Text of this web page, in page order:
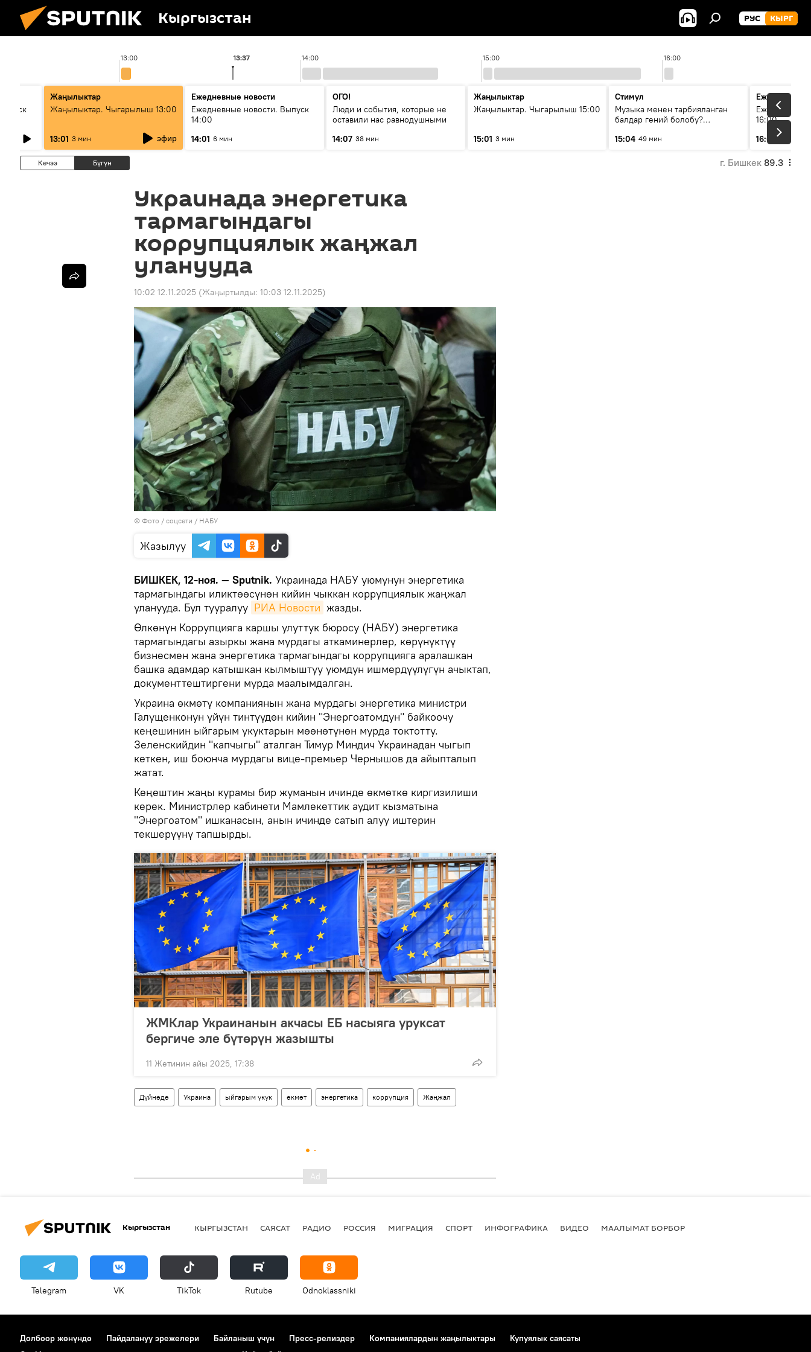
Кыргызстан РУС КЫРГ
13:00 14:00 15:00 16:00
13:37
Жаңылыктар
Жаңылыктар. Чыгарылыш 13:00
13:01 3 мин эфир
Ежедневные новости
Ежедневные новости. Выпуск
14:00
14:01 6 мин
ОГО!
Люди и события, которые не
оставили нас равнодушными
14:07 38 мин
Жаңылыктар
Жаңылыктар. Чыгарылыш 15:00
15:01 3 мин
Стимул
Музыка менен тарбияланган
балдар гений болобу?
музыканын орду
15:04 49 мин
Ежедневные
Ежедневные
16:00
16:01
3 мин
Кечээ Бүгүн г. Бишкек 89.3
Украинада энергетика
тармагындагы
коррупциялык жаңжал
уланууда
10:02 12.11.2025 (Жаңыртылды: 10:03 12.11.2025)
© Фото / соцсети / НАБУ
Жазылуу
БИШКЕК, 12-ноя. — Sputnik. Украинада НАБУ уюмунун энергетика
тармагындагы иликтөөсүнөн кийин чыккан коррупциялык жаңжал
уланууда. Бул тууралуу РИА Новости жазды.
Өлкөнүн Коррупцияга каршы улуттук бюросу (НАБУ) энергетика
тармагындагы азыркы жана мурдагы аткаминерлер, көрүнүктүү
бизнесмен жана энергетика тармагындагы коррупцияга аралашкан
башка адамдар катышкан кылмыштуу уюмдун ишмердүүлүгүн ачыктап,
документтештиргени мурда маалымдалган.
Украина өкмөтү компаниянын жана мурдагы энергетика министри
Галущенконун үйүн тинтүүдөн кийин "Энергоатомдун" байкоочу
кеңешинин ыйгарым укуктарын мөөнөтүнөн мурда токтотту.
Зеленскийдин "капчыгы" аталган Тимур Миндич Украинадан чыгып
кеткен, иш боюнча мурдагы вице-премьер Чернышов да айыпталып
жатат.
Кеңештин жаңы курамы бир жуманын ичинде өкмөткө киргизилиши
керек. Министрлер кабинети Мамлекеттик аудит кызматына
"Энергоатом" ишканасын, анын ичинде сатып алуу иштерин
текшерүүнү тапшырды.
ЖМКлар Украинанын акчасы ЕБ насыяга уруксат
бергиче эле бүтөрүн жазышты
11 Жетинин айы 2025, 17:38
Дүйнөдө Украина ыйгарым укук өкмөт энергетика коррупция Жаңжал
Кыргызстан КЫРГЫЗСТАН САЯСАТ РАДИО РОССИЯ МИГРАЦИЯ СПОРТ ИНФОГРАФИКА ВИДЕО МААЛЫМАТ БОРБОР
Telegram VK ТikТоk Rutube Odnoklassniki
Долбоор жөнүндө Пайдалануу эрежелери Байланыш үчүн Пресс-релиздер Компаниялардын жаңылыктары
Купуялык саясаты